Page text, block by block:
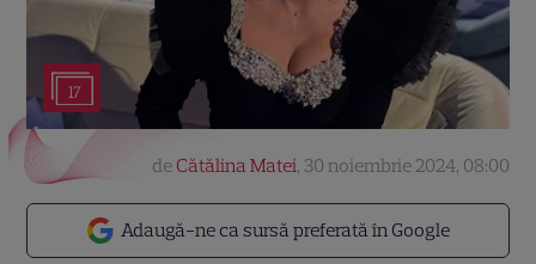
17
Adaugă-ne ca sursă preferată în Google
de Cătălina Matei, 30 noiembrie 2024, 08:00